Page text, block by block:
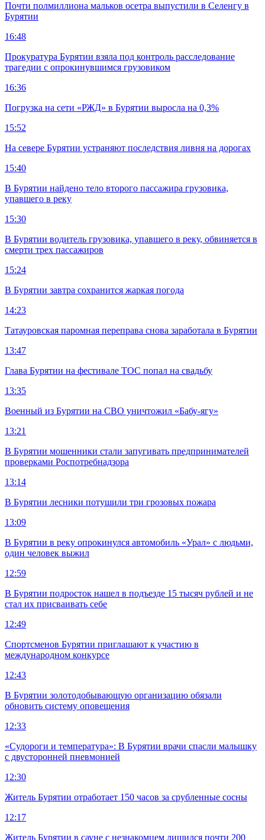
Почти полмиллиона мальков осетра выпустили в Селенгу в
Бурятии
16:48
Прокуратура Бурятии взяла под контроль расследование
трагедии с опрокинувшимся грузовиком
16:36
Погрузка на сети «РЖД» в Бурятии выросла на 0,3%
15:52
На севере Бурятии устраняют последствия ливня на дорогах
15:40
В Бурятии найдено тело второго пассажира грузовика,
упавшего в реку
15:30
В Бурятии водитель грузовика, упавшего в реку, обвиняется в
смерти трех пассажиров
15:24
В Бурятии завтра сохранится жаркая погода
14:23
Татауровская паромная переправа снова заработала в Бурятии
13:47
Глава Бурятии на фестивале ТОС попал на свадьбу
13:35
Военный из Бурятии на СВО уничтожил «Бабу-ягу»
13:21
В Бурятии мошенники стали запугивать предпринимателей
проверками Роспотребнадзора
13:14
В Бурятии лесники потушили три грозовых пожара
13:09
В Бурятии в реку опрокинулся автомобиль «Урал» с людьми,
один человек выжил
12:59
В Бурятии подросток нашел в подъезде 15 тысяч рублей и не
стал их присваивать себе
12:49
Спортсменов Бурятии приглашают к участию в
международном конкурсе
12:43
В Бурятии золотодобывающую организацию обязали
обновить систему оповещения
12:33
«Судороги и температура»: В Бурятии врачи спасли малышку
с двусторонней пневмонией
12:30
Житель Бурятии отработает 150 часов за срубленные сосны
12:17
Житель Бурятии в сауне с незнакомцем лишился почти 200